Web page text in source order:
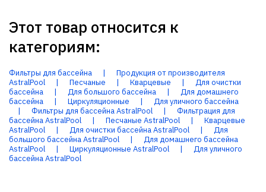
Этот товар относится к
категориям:
Фильтры для бассейна |
Продукция от производителя
AstralPool
| Песчаные | Кварцевые |
Для очистки
бассейна
| Для большого бассейна |
Для домашнего
бассейна
| Циркуляционные |
Для уличного бассейна
|
Фильтры для бассейна AstralPool |
Фильтрация для
бассейна AstralPool
| Песчаные AstralPool |
Кварцевые
AstralPool
| Для очистки бассейна AstralPool |
Для
большого бассейна AstralPool
|
Для домашнего бассейна
AstralPool
| Циркуляционные AstralPool |
Для уличного
бассейна AstralPool